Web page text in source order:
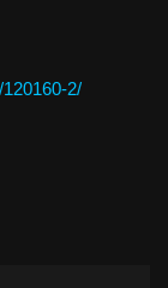
2/